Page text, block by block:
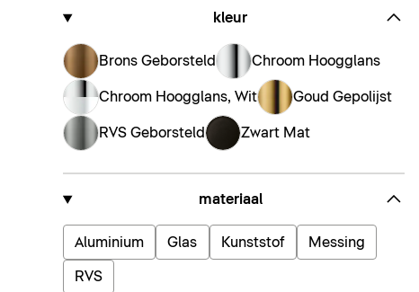
kleur
Brons Geborsteld Chroom Hoogglans
Chroom Hoogglans, Wit Goud Gepolijst
RVS Geborsteld Zwart Mat
materiaal
Aluminium Glas Kunststof Messing
RVS